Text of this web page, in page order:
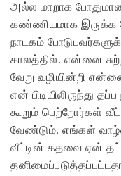
அல்ல மாறாக
கண்ணியமாக இருக்க
நாடகம்
காலத்தில். என்னை
வேறு வழியின்றி
என் பிடியிலிருந்து
கூறும் பெற்றோர்கள்
வேண்டும். எங்கள்
வீட்டின் கதவை ஏன்